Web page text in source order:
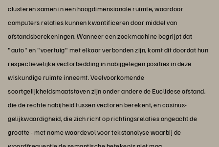
clusteren samen in een hoogdimensionale ruimte, waardoor
computers relaties kunnen kwantificeren door middel van
afstandsberekeningen. Wanneer een zoekmachine begrijpt dat
"auto" en "voertuig" met elkaar verbonden zijn, komt dit doordat hun
respectievelijke vectorbedding in nabijgelegen posities in deze
wiskundige ruimte inneemt. Veelvoorkomende
soortgelijkheidsmaatstaven zijn onder andere de Euclidese afstand,
die de rechte nabijheid tussen vectoren berekent, en cosinus-
gelijkwaardigheid, die zich richt op richtingsrelaties ongeacht de
grootte - met name waardevol voor tekstanalyse waarbij de